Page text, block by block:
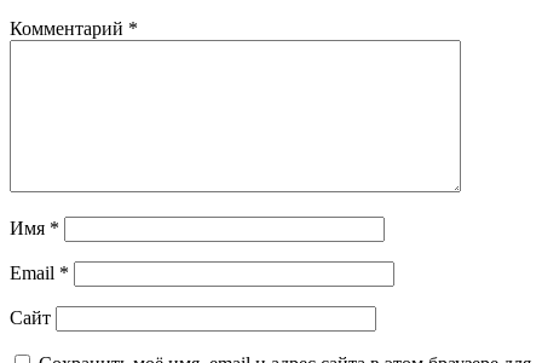
Комментарий *
Имя *
Email *
Сайт